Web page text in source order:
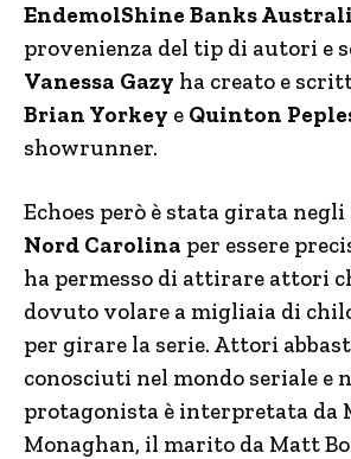
EndemolShine Banks
provenienza del tip di autori e
Vanessa Gazy ha creato e
Brian Yorkey e Quinton
showrunner.
Echoes però è stata girata negli
Nord Carolina per essere
ha permesso di attirare attori
dovuto volare a migliaia di
per girare la serie. Attori
conosciuti nel mondo seriale e
protagonista è interpretata da
Monaghan, il marito da Matt